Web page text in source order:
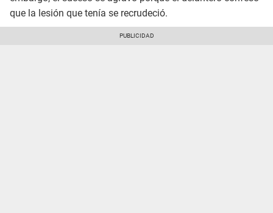
que la lesión que tenía se recrudeció.